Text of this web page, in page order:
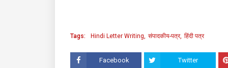
Tags: Hindi Letter Writing संपादकीय-पत्र हिंदी पत्र
Facebook Twitter